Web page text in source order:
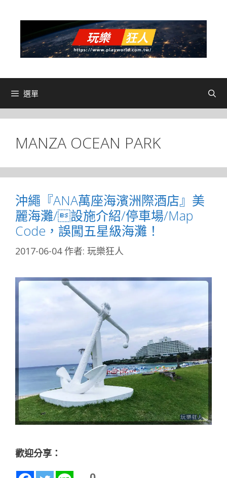
選單
MANZA OCEAN PARK
沖繩『ANA萬座海濱洲際酒店』美
麗海灘/設施介紹/停車場/Map
Code，誤闖五星級海灘！
2017-06-04 作者: 玩樂狂人
歡迎分享：